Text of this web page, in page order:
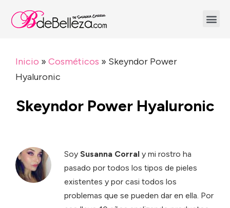
Inicio » Cosméticos » Skeyndor Power
Hyaluronic
Skeyndor Power Hyaluronic
Soy Susanna Corral y mi rostro ha
pasado por todos los tipos de pieles
existentes y por casi todos los
problemas que se pueden dar en ella. Por